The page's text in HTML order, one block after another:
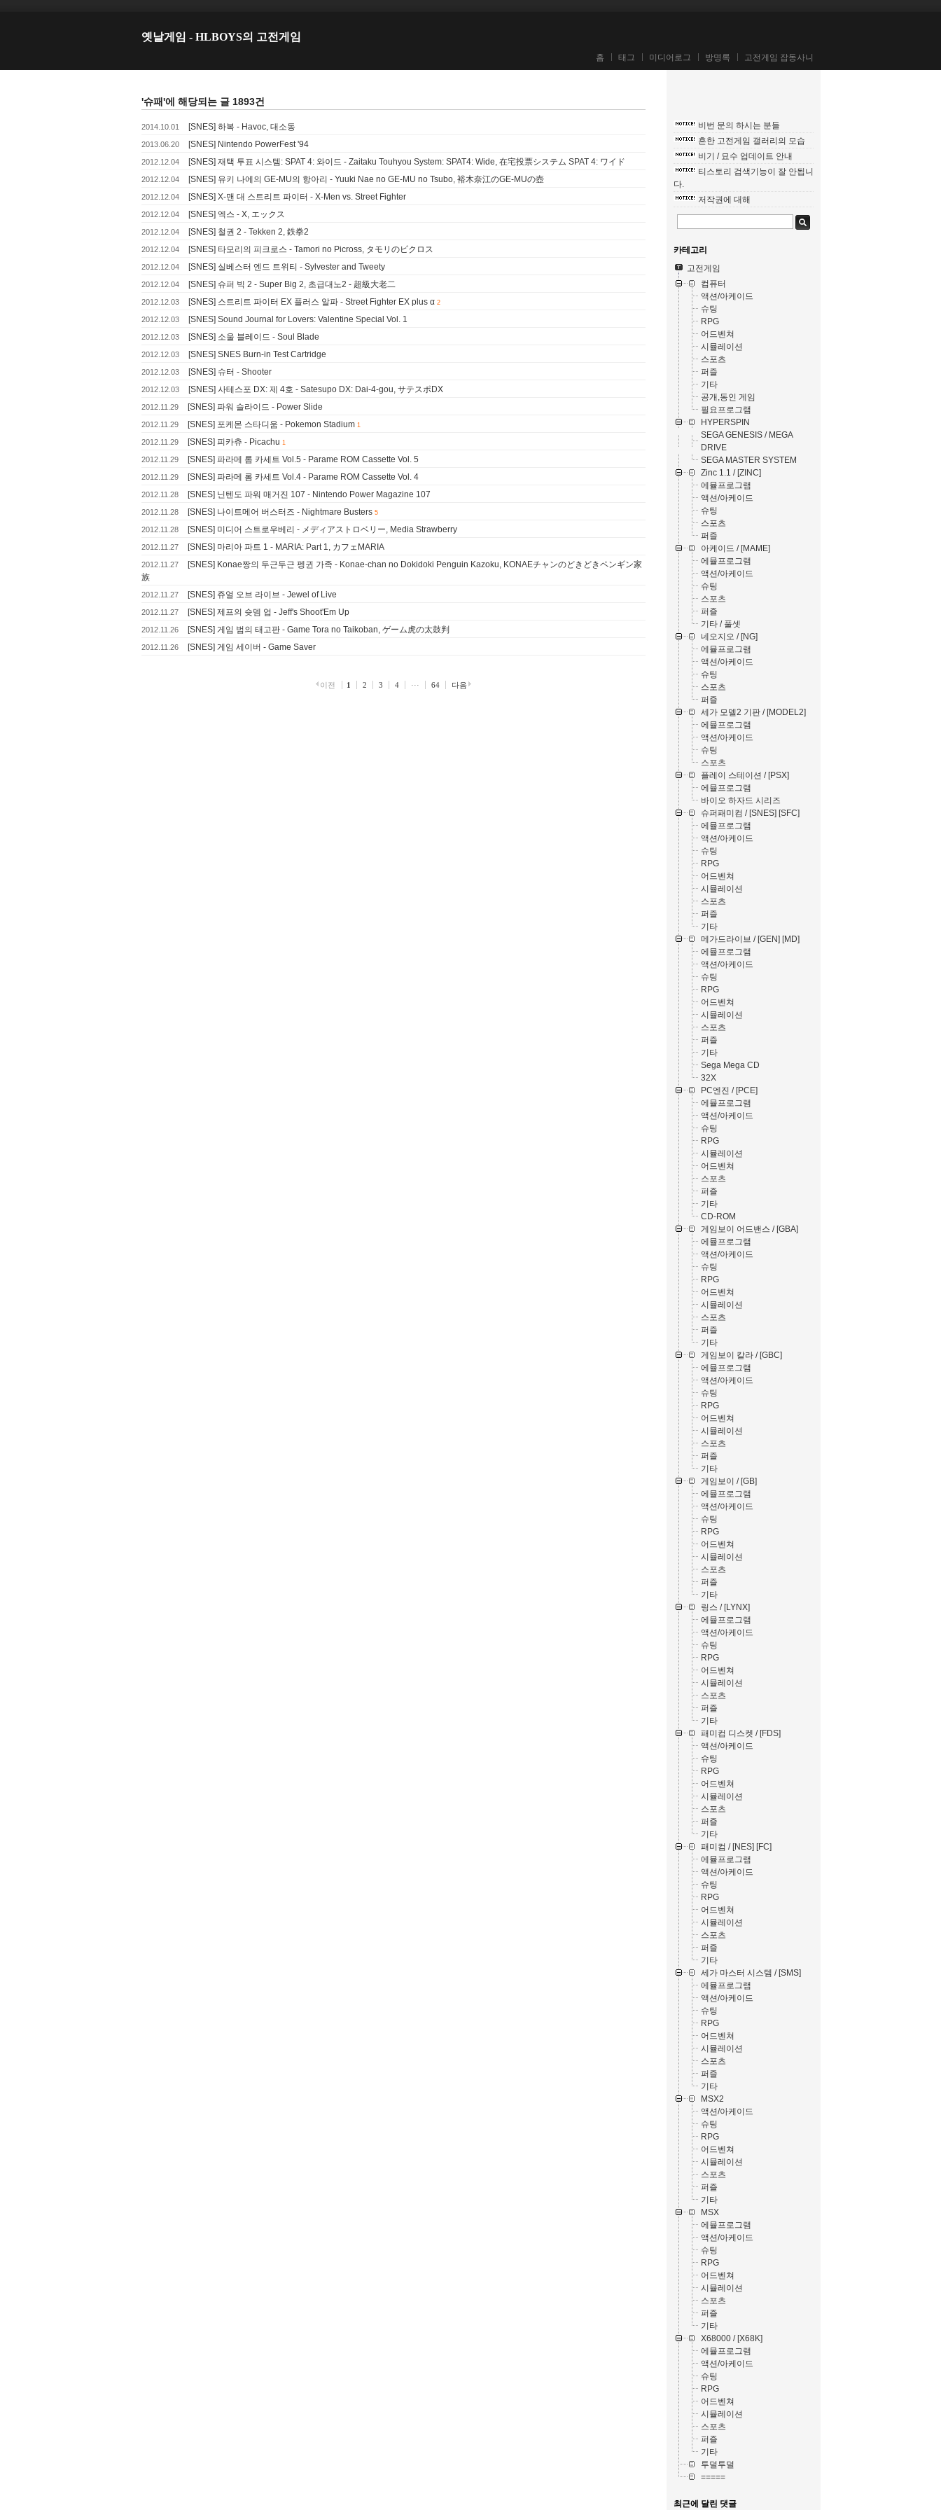
옛날게임 - HLBOYS의 고전게임
홈 태그 미디어로그 방명록 고전게임 잡동사니
'슈패'에 해당되는 글 1893건
2014.10.01 [SNES] 하복 - Havoc, 대소동
2013.06.20 [SNES] Nintendo PowerFest '94
2012.12.04 [SNES] 재택 투표 시스템: SPAT 4: 와이드 - Zaitaku Touhyou System: SPAT4: Wide, 在宅投票システム SPAT 4: ワイド
2012.12.04 [SNES] 유키 나에의 GE-MU의 항아리 - Yuuki Nae no GE-MU no Tsubo, 裕木奈江のGE-MUの壺
2012.12.04 [SNES] X-맨 대 스트리트 파이터 - X-Men vs. Street Fighter
2012.12.04 [SNES] 엑스 - X, エックス
2012.12.04 [SNES] 철권 2 - Tekken 2, 鉄拳2
2012.12.04 [SNES] 타모리의 피크로스 - Tamori no Picross, タモリのピクロス
2012.12.04 [SNES] 실베스터 엔드 트위티 - Sylvester and Tweety
2012.12.04 [SNES] 슈퍼 빅 2 - Super Big 2, 초급대노2 - 超級大老二
2012.12.03 [SNES] 스트리트 파이터 EX 플러스 알파 - Street Fighter EX plus α 2
2012.12.03 [SNES] Sound Journal for Lovers: Valentine Special Vol. 1
2012.12.03 [SNES] 소울 블레이드 - Soul Blade
2012.12.03 [SNES] SNES Burn-in Test Cartridge
2012.12.03 [SNES] 슈터 - Shooter
2012.12.03 [SNES] 사테스포 DX: 제 4호 - Satesupo DX: Dai-4-gou, サテスポDX
2012.11.29 [SNES] 파워 슬라이드 - Power Slide
2012.11.29 [SNES] 포케몬 스타디움 - Pokemon Stadium 1
2012.11.29 [SNES] 피카츄 - Picachu 1
2012.11.29 [SNES] 파라메 롬 카세트 Vol.5 - Parame ROM Cassette Vol. 5
2012.11.29 [SNES] 파라메 롬 카세트 Vol.4 - Parame ROM Cassette Vol. 4
2012.11.28 [SNES] 닌텐도 파워 매거진 107 - Nintendo Power Magazine 107
2012.11.28 [SNES] 나이트메어 버스터즈 - Nightmare Busters 5
2012.11.28 [SNES] 미디어 스트로우베리 - メディアストロベリー, Media Strawberry
2012.11.27 [SNES] 마리아 파트 1 - MARIA: Part 1, カフェMARIA
2012.11.27
[SNES] Konae짱의 두근두근 펭귄 가족 - Konae-chan no Dokidoki Penguin Kazoku, KONAEチャンのどきどきペンギン家
族
2012.11.27 [SNES] 쥬얼 오브 라이브 - Jewel of Live
2012.11.27 [SNES] 제프의 슛뎀 업 - Jeff's Shoot'Em Up
2012.11.26 [SNES] 게임 범의 태고판 - Game Tora no Taikoban, ゲーム虎の太鼓判
2012.11.26 [SNES] 게임 세이버 - Game Saver
이전 1 2 3 4 ··· 64 다음
비번 문의 하시는 분들
흔한 고전게임 갤러리의 모습
비기 / 묘수 업데이트 안내
티스토리 검색기능이 잘 안됩니
다.
저작권에 대해
카테고리
고전게임
컴퓨터
액션/아케이드
슈팅
RPG
어드벤쳐
시뮬레이션
스포츠
퍼즐
기타
공개,동인 게임
필요프로그램
HYPERSPIN
SEGA GENESIS / MEGA
DRIVE
SEGA MASTER SYSTEM
Zinc 1.1 / [ZINC]
에뮬프로그램
액션/아케이드
슈팅
스포츠
퍼즐
아케이드 / [MAME]
에뮬프로그램
액션/아케이드
슈팅
스포츠
퍼즐
기타 / 풀셋
네오지오 / [NG]
에뮬프로그램
액션/아케이드
슈팅
스포츠
퍼즐
세가 모델2 기판 / [MODEL2]
에뮬프로그램
액션/아케이드
슈팅
스포츠
플레이 스테이션 / [PSX]
에뮬프로그램
바이오 하자드 시리즈
슈퍼패미컴 / [SNES] [SFC]
에뮬프로그램
액션/아케이드
슈팅
RPG
어드벤쳐
시뮬레이션
스포츠
퍼즐
기타
메가드라이브 / [GEN] [MD]
에뮬프로그램
액션/아케이드
슈팅
RPG
어드벤쳐
시뮬레이션
스포츠
퍼즐
기타
Sega Mega CD
32X
PC엔진 / [PCE]
에뮬프로그램
액션/아케이드
슈팅
RPG
시뮬레이션
어드벤쳐
스포츠
퍼즐
기타
CD-ROM
게임보이 어드밴스 / [GBA]
에뮬프로그램
액션/아케이드
슈팅
RPG
어드벤쳐
시뮬레이션
스포츠
퍼즐
기타
게임보이 칼라 / [GBC]
에뮬프로그램
액션/아케이드
슈팅
RPG
어드벤쳐
시뮬레이션
스포츠
퍼즐
기타
게임보이 / [GB]
에뮬프로그램
액션/아케이드
슈팅
RPG
어드벤쳐
시뮬레이션
스포츠
퍼즐
기타
링스 / [LYNX]
에뮬프로그램
액션/아케이드
슈팅
RPG
어드벤쳐
시뮬레이션
스포츠
퍼즐
기타
패미컴 디스켓 / [FDS]
액션/아케이드
슈팅
RPG
어드벤쳐
시뮬레이션
스포츠
퍼즐
기타
패미컴 / [NES] [FC]
에뮬프로그램
액션/아케이드
슈팅
RPG
어드벤쳐
시뮬레이션
스포츠
퍼즐
기타
세가 마스터 시스템 / [SMS]
에뮬프로그램
액션/아케이드
슈팅
RPG
어드벤쳐
시뮬레이션
스포츠
퍼즐
기타
MSX2
액션/아케이드
슈팅
RPG
어드벤쳐
시뮬레이션
스포츠
퍼즐
기타
MSX
에뮬프로그램
액션/아케이드
슈팅
RPG
어드벤쳐
시뮬레이션
스포츠
퍼즐
기타
X68000 / [X68K]
에뮬프로그램
액션/아케이드
슈팅
RPG
어드벤쳐
시뮬레이션
스포츠
퍼즐
기타
투덜투덜
=====
최근에 달린 댓글